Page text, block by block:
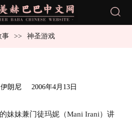
事 神圣游戏
朗尼
发
2006年4月13日
妹妹兼门徒玛妮（Mani Irani）讲